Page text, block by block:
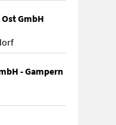
GmbH
- Gampern